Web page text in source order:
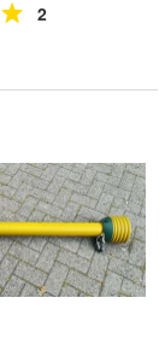
2